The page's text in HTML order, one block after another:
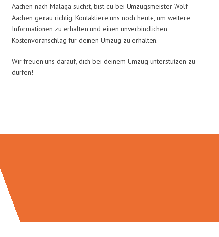
Aachen nach Malaga suchst, bist du bei Umzugsmeister Wolf
Aachen genau richtig. Kontaktiere uns noch heute, um weitere
Informationen zu erhalten und einen unverbindlichen
Kostenvoranschlag für deinen Umzug zu erhalten.
Wir freuen uns darauf, dich bei deinem Umzug unterstützen zu
dürfen!